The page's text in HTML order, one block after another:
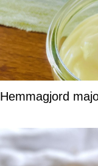
Hemmagjord